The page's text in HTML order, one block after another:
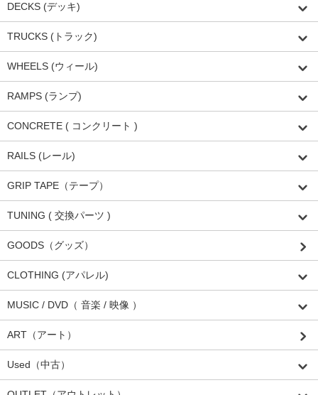
DECKS (デッキ)
TRUCKS (トラック)
WHEELS (ウィール)
RAMPS (ランプ)
CONCRETE ( コンクリート )
RAILS (レール)
GRIP TAPE（テープ）
TUNING ( 交換パーツ )
GOODS（グッズ）
CLOTHING (アパレル)
MUSIC / DVD（ 音楽 / 映像 ）
ART（アート）
Used（中古）